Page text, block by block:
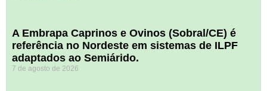
A Embrapa Caprinos e Ovinos (Sobral/CE) é
referência no Nordeste em sistemas de ILPF
adaptados ao Semiárido.
7 de agosto de 2026